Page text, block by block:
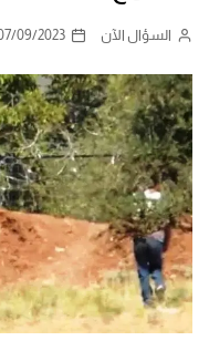
السؤال الآن 09/2023